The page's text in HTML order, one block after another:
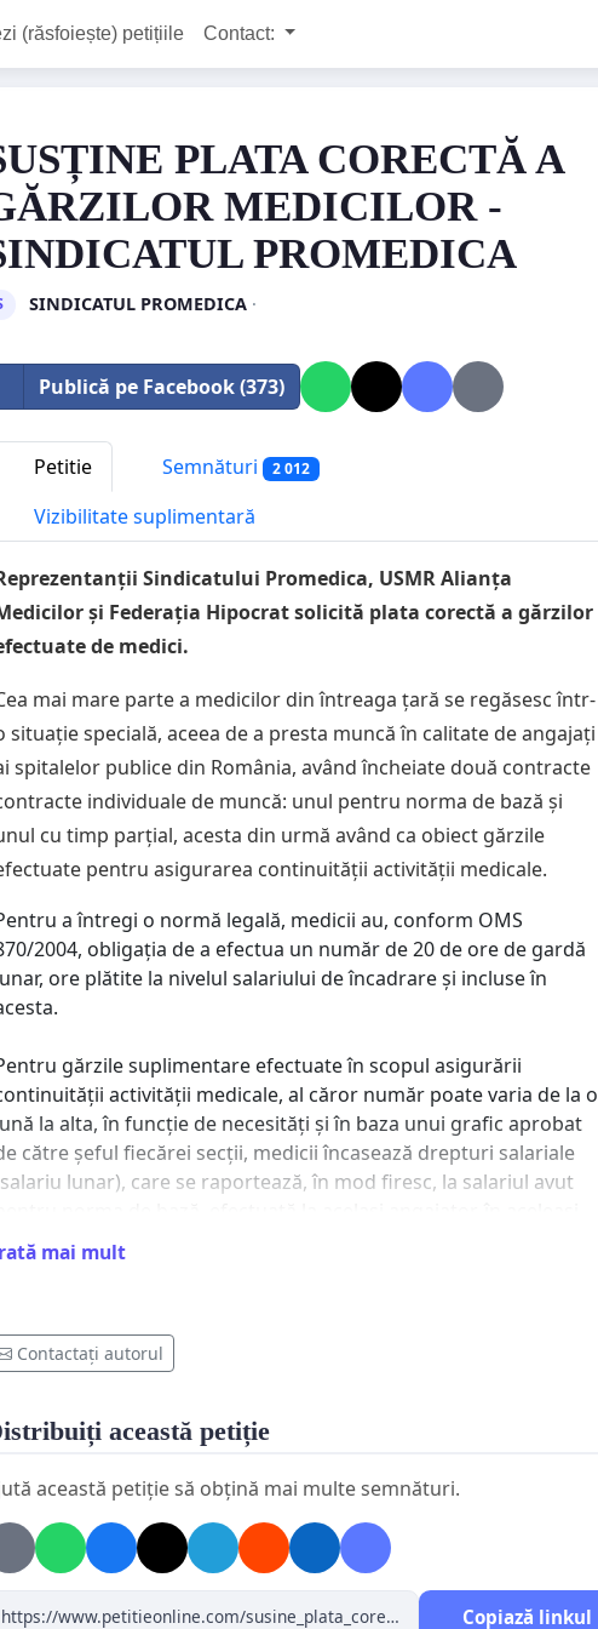
(răsfoiește) petițiile Contact:
PLATA CORECTĂ A
MEDICILOR -
PROMEDICA
SINDICATUL PROMEDICA·
Publică pe Facebook (373)
Petitie Semnături 2 012
Vizibilitate suplimentară
Sindicatului Promedica, USMR Alianța
și Federația Hipocrat solicită plata corectă a gărzilor
de medici.
mai mare parte a medicilor din întreaga țară se regăsesc într-
situație specială, aceea de a presta muncă în calitate de angajați
spitalelor publice din România, având încheiate două contracte
individuale de muncă: unul pentru norma de bază și
cu timp parțial, acesta din urmă având ca obiect gărzile
pentru asigurarea continuității activității medicale.
a întregi o normă legală, medicii au, conform OMS
2004, obligația de a efectua un număr de 20 de ore de gardă
ore plătite la nivelul salariului de încadrare și incluse în
gărzile suplimentare efectuate în scopul asigurării
activității medicale, al căror număr poate varia de la o
la alta, în funcție de necesități și în baza unui grafic aprobat
către șeful fiecărei secții, medicii încasează drepturi salariale
lunar), care se raportează, în mod firesc, la salariul avut
condiții și în aceeași calitate.
prin același OMS 870/2004, ca nefiind timp de lucru, nici
în muncă și în specialitate.
3 alin. (6) prevede următoarele: ” Gărzile efectuate de
sanitar cu pregătire superioară, în afara normei legale
de muncă şi a programului normal de lucru de la funcţia de bază,
desfăşoară în baza unui contract de muncă cu timp parţial
pentru activitatea prestată în linia de gardă şi personalul va
mai mult
Contactați autorul
această petiție
această petiție să obțină mai multe semnături.
Copiază linkul